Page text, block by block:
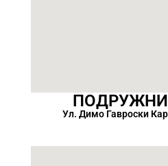
Ул. Димо Гавроски